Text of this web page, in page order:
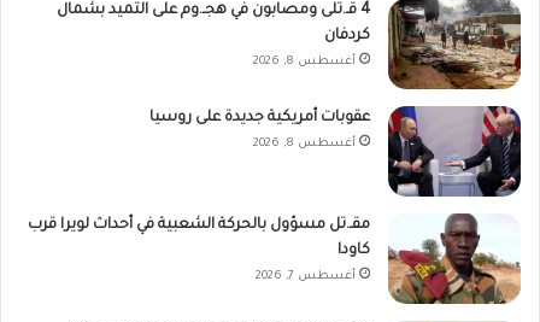
4 قـ.تلى ومصابون في هجـ.وم على التميد بشمال
كردفان
أغسطس 8, 2026
عقوبات أمريكية جديدة على روسيا
أغسطس 8, 2026
مقـ.تل مسؤول بالحركة الشعبية في أحداث لويرا قرب
كاودا
أغسطس 7, 2026